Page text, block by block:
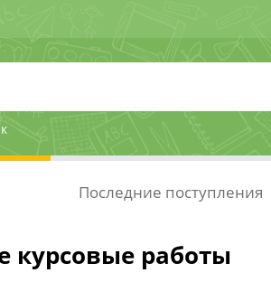
Последние поступления
курсовые работы